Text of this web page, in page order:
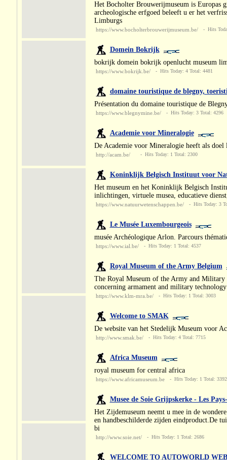
Het Bocholter Brouwerijmuseum is Europas
archeologische erfgoed beleeft u er het
Limburgs
https://www.bocholterbrouwerijmuseum.be/ - Hits
Domein Bokrijk
bokrijk domein bokrijk openlucht museum
https://www.bokrijk.be/ - Hits Today: 4 Total: 4481
domaine touristique de blegny,
Présentation du domaine touristique de
https://www.blegnymine.be/ - Hits Today: 3 Total: 4296
Academie voor Mineralogie
De Academie voor Mineralogie heeft als doel
http://acam.be/ - Hits Today: 1 Total: 2300
Koninklijk Belgisch Instituut voor
Het museum en het Koninklijk Belgisch
inlichtingen, virtuele musea, educatieve
https://www.natuurwetenschappen.be/ - Hits Today: 3
Le Musée Luxembourgeois
musée Archéologique Arlon. Parcours
https://www.ial.be/ - Hits Today: 1 Total: 4537
Royal Museum of the Army Belgium
The Royal Museum of the Army and Military
concerning armament and military
https://www.klm-mra.be/ - Hits Today: 1 Total: 3003
Welcome to SMAK
De website van het Stedelijk Museum voor
http://www.smak.be/ - Hits Today: 4 Total: 7715
Africa Museum
royal museum for central africa
https://www.africamuseum.be - Hits Today: 1 Total: 3392
Musee de Soie Grijpskerke - Les
Het Zijdemuseum neemt u mee in de
en handbeschilderde zijden eindproduct.De
bi
http://www.soie.net/ - Hits Today: 1 Total: 2686
WELCOME TO AUTOWORLD